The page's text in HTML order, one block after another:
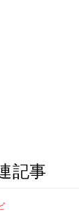
記事